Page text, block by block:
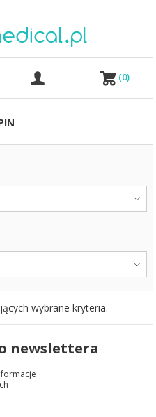
(0)
wybrane kryteria.
newslettera